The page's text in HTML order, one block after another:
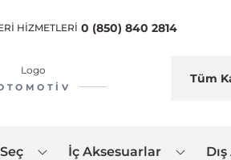
HİZMETLERİ 0 (850) 840 2814
İç Aksesuarlar